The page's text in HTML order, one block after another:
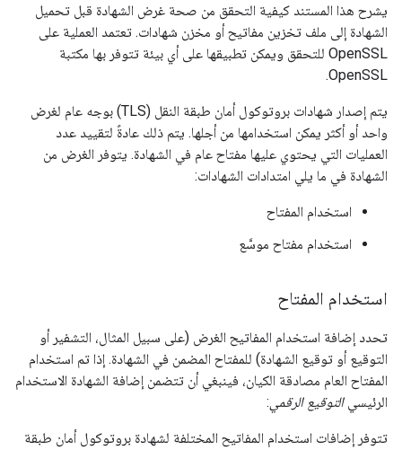
يشرح هذا المستند كيفية التحقق من صحة غرض الشهادة قبل تحميل
الشهادة إلى ملف تخزين مفاتيح أو مخزن شهادات. تعتمد العملية على
OpenSSL للتحقق ويمكن تطبيقها على أي بيئة تتوفر بها مكتبة
OpenSSL.
يتم إصدار شهادات بروتوكول أمان طبقة النقل (TLS) بوجه عام لغرض
واحد أو أكثر يمكن استخدامها من أجلها. يتم ذلك عادةً لتقييد عدد
العمليات التي يحتوي عليها مفتاح عام في الشهادة. يتوفر الغرض من
الشهادة في ما يلي امتدادات الشهادات:
استخدام المفتاح
استخدام مفتاح موسَّع
استخدام المفتاح
تحدد إضافة استخدام المفاتيح الغرض (على سبيل المثال، التشفير أو
التوقيع أو توقيع الشهادة) للمفتاح المضمن في الشهادة. إذا تم استخدام
المفتاح العام مصادقة الكيان، فينبغي أن تتضمن إضافة الشهادة الاستخدام
الرئيسيالتوقيع الرقمي:
تتوفر إضافات استخدام المفاتيح المختلفة لشهادة بروتوكول أمان طبقة